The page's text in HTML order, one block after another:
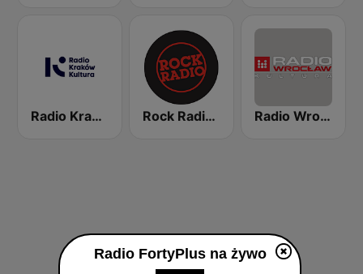
Radio Kraków Kultura Rock Radio - Poznań Radio Wroclaw Kultura
Radio FortyPlus na żywo